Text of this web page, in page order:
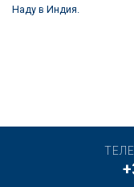
Наду в Индия.